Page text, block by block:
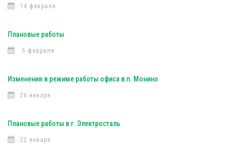
14 февраля
Плановые работы
5 февраля
Изменения в режиме работы офиса в п. Монино
26 января
Плановые работы в г. Электросталь
22 января